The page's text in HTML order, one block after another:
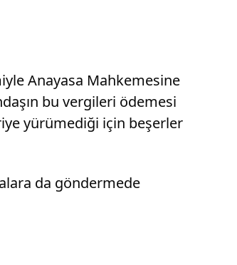
Anayasa Mahkemesine
bu vergileri ödemesi
yürümediği için beşerler
da göndermede